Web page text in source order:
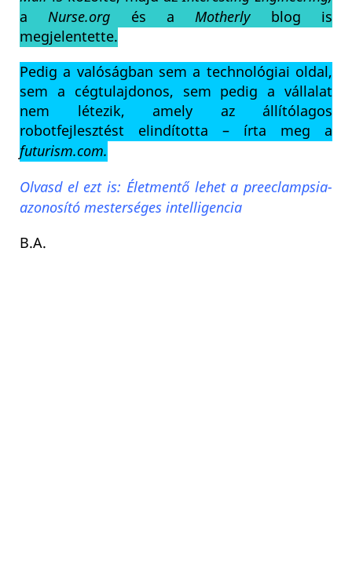
aNurse.org és aMotherlyblog is
megjelentette.
Pedig a valóságban sem a technológiai oldal,
sem a cégtulajdonos, sem pedig a vállalat
nem létezik, amely az állítólagos
robotfejlesztést elindította – írta meg a
futurism.com.
Olvasd el ezt is: Életmentő lehet a preeclampsia-
azonosító mesterséges intelligencia
B.A.